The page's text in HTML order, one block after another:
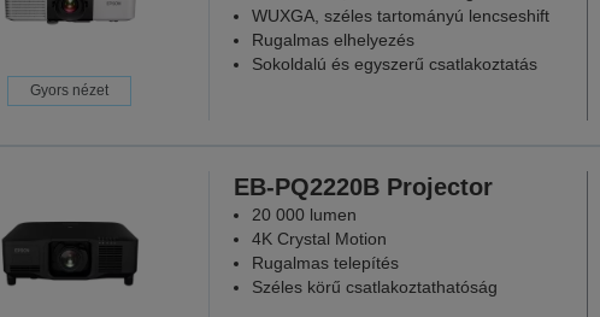
Gyors nézet
WUXGA, széles tartományú lencseshift
Rugalmas elhelyezés
Sokoldalú és egyszerű csatlakoztatás
EB-PQ2220B Projector
20 000 lumen
4K Crystal Motion
Rugalmas telepítés
Széles körű csatlakoztathatóság